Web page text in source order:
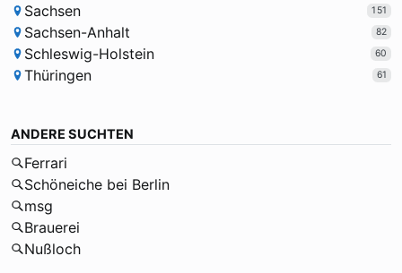
Sachsen 151
Sachsen-Anhalt 82
Schleswig-Holstein 60
Thüringen 61
ANDERE SUCHTEN
Ferrari
Schöneiche bei Berlin
msg
Brauerei
Nußloch